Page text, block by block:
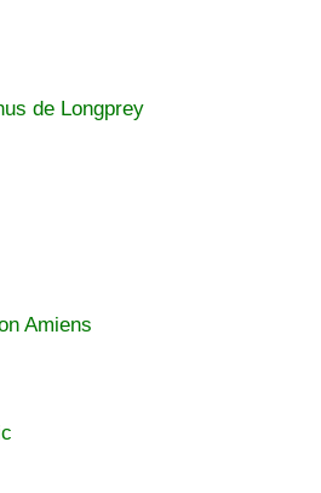
de Longprey
Amiens